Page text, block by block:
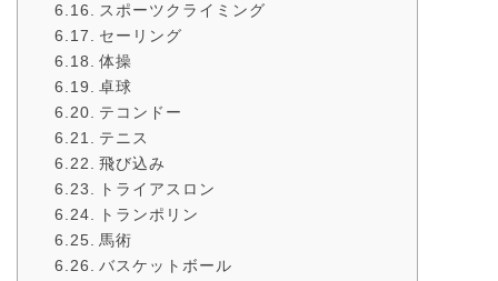
スポーツクライミング
セーリング
体操
卓球
テコンドー
テニス
飛び込み
トライアスロン
トランポリン
馬術
バスケットボール